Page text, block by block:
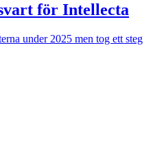
för Intellecta
under 2025 men tog ett steg